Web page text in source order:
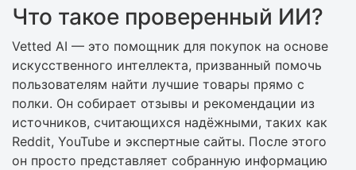
Что такое проверенный ИИ?
Vetted AI — это помощник для покупок на основе
искусственного интеллекта, призванный помочь
пользователям найти лучшие товары прямо с
полки. Он собирает отзывы и рекомендации из
источников, считающихся надёжными, таких как
Reddit, YouTube и экспертные сайты. После этого
он просто представляет собранную информацию